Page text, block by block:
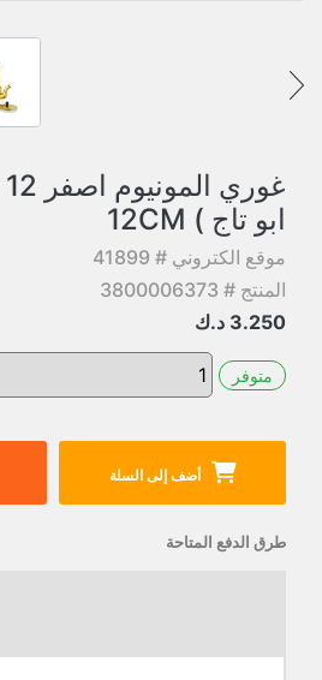
ابو تاج ) 12CM
موقع الكتروني # 41899
المنتج # 3800006373
3.250 د.ك
متوفر
أضف إلى السلة
طرق الدفع المتاحة